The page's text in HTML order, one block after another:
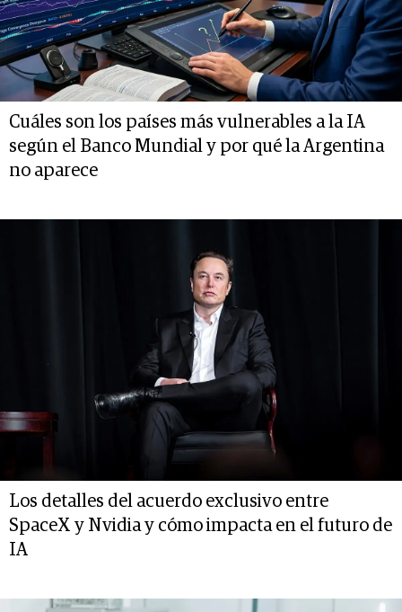
Cuáles son los países más vulnerables a la IA
según el Banco Mundial y por qué la Argentina
no aparece
Los detalles del acuerdo exclusivo entre
SpaceX y Nvidia y cómo impacta en el futuro de
IA